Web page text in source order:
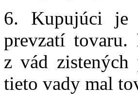
6. Kupujúci je
prevzatí
z vád
tieto vady mal